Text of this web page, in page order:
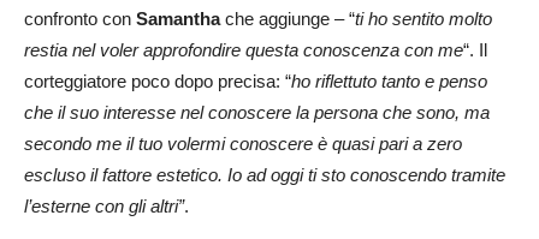
confronto con Samanthache aggiunge – “ti ho sentito molto
restia nel voler approfondire questa conoscenza con me“. Il
corteggiatore poco dopo precisa: “ho riflettuto tanto e penso
che il suo interesse nel conoscere la persona che sono, ma
secondo me il tuo volermi conoscere è quasi pari a zero
escluso il fattore estetico. Io ad oggi ti sto conoscendo tramite
l’esterne con gli altri”.